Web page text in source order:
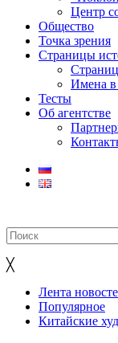
Центр
Общество
Точка зрения
Страницы
Имена в
Тесты
Об агентстве
╳
Лента
Популярное
Китайские